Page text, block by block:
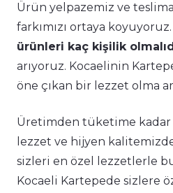
Ürün yelpazemiz ve
farkımızı ortaya koyuyoruz.
ürünleri kaç kişilik
arıyoruz. Kocaelinin
öne çıkan bir lezzet olma
Üretimden tüketime
lezzet ve hijyen
sizleri en özel lezzetlerle
Kocaeli Kartepede sizlere